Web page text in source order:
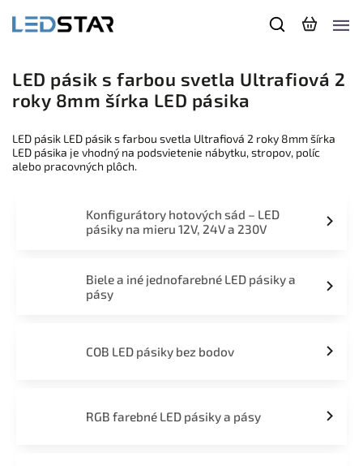
LED pásik s farbou svetla Ultrafiová 2
roky 8mm šírka LED pásika
LED pásik LED pásik s farbou svetla Ultrafiová 2 roky 8mm šírka
LED pásika je vhodný na podsvietenie nábytku, stropov, políc
alebo pracovných plôch.
Konfigurátory hotových sád – LED
pásiky na mieru 12V, 24V a 230V
Biele a iné jednofarebné LED pásiky a
pásy
COB LED pásiky bez bodov
RGB farebné LED pásiky a pásy